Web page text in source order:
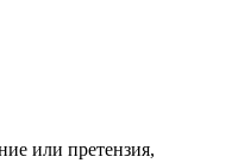
или претензия,